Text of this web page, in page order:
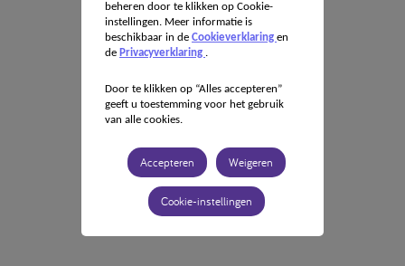
beheren door te klikken op Cookie-
instellingen. Meer informatie is
beschikbaar in de Cookieverklaring en
de Privacyverklaring .
Door te klikken op “Alles accepteren”
geeft u toestemming voor het gebruik
van alle cookies.
Accepteren Weigeren
Cookie-instellingen